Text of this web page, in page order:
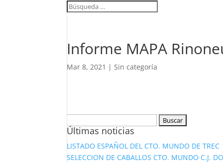
Informe MAPA
Mar 8, 2021 |Sin categoría
Últimas noticias
LISTADO ESPAÑOL DEL CTO. MUNDO DE TREC
SELECCION DE CABALLOS CTO. MUNDO C.J.